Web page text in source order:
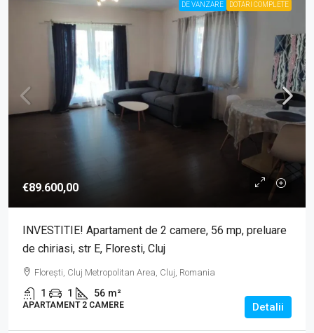
DE VANZARE DOTARI COMPLETE
€89.600,00
INVESTITIE! Apartament de 2 camere, 56 mp, preluare
de chiriasi, str E, Floresti, Cluj
Florești, Cluj Metropolitan Area, Cluj, Romania
1 1 56 m²
APARTAMENT 2 CAMERE Detalii